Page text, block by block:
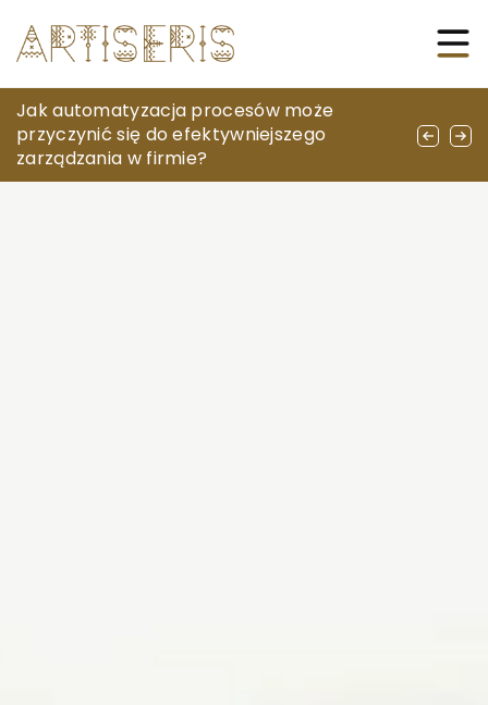
Czy warto inwestować w kolekcjonowanie
pamiątek z zagranicznych podróży?
Jak automatyzacja procesów może
przyczynić się do efektywniejszego
zarządzania w firmie?
Odkrywanie wielkiego jabłka: przewodnik po
nieznanych atrakcjach i doświadczeniach